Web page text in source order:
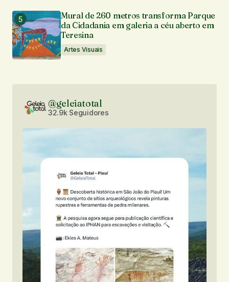
Mural de 260 metros transforma Parque
da Cidadania em galeria a céu aberto em
Teresina
Artes Visuais
@geleiatotal
32.9k Seguidores